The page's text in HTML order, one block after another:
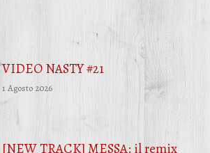
VIDEO NASTY #21
1 Agosto 2026
[NEW TRACK] MESSA: il remix